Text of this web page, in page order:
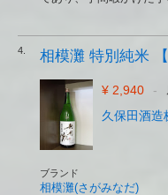
4. 相模灘 特別純米
¥ 2,940 -
久保田酒造
ブランド
相模灘(さがみなだ)